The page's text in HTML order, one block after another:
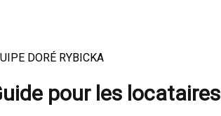
DORÉ RYBICKA
pour les locataires